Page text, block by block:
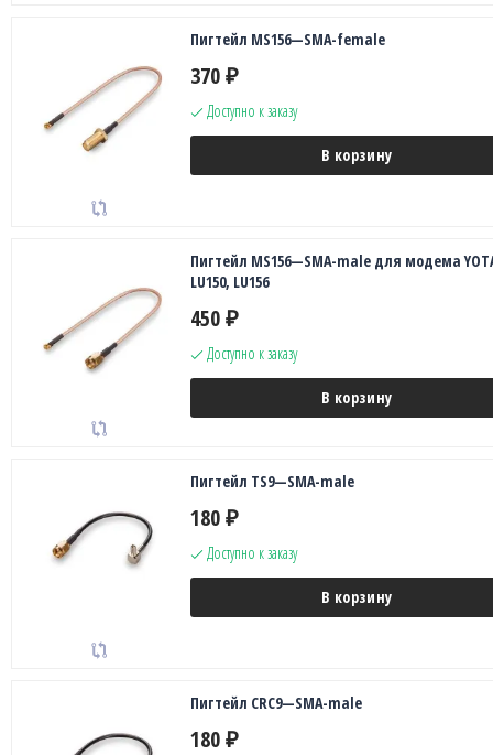
Пигтейл MS156—SMA-female
370 ₽
Доступно к заказу
В корзину
Пигтейл MS156—SMA-male для модема
LU150, LU156
450 ₽
Доступно к заказу
В корзину
Пигтейл TS9—SMA-male
180 ₽
Доступно к заказу
В корзину
Пигтейл CRC9—SMA-male
180 ₽